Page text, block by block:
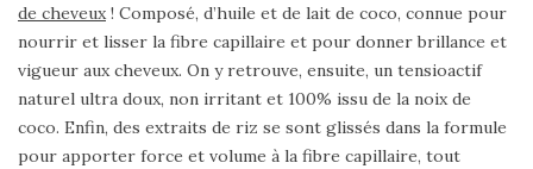
de cheveux! Composé, d’huile et de lait de coco, connue pour
nourrir et lisser la fibre capillaire et pour donner brillance et
vigueur aux cheveux. On y retrouve, ensuite, un tensioactif
naturel ultra doux, non irritant et 100% issu de la noix de
coco. Enfin, des extraits de riz se sont glissés dans la formule
pour apporter force et volume à la fibre capillaire, tout